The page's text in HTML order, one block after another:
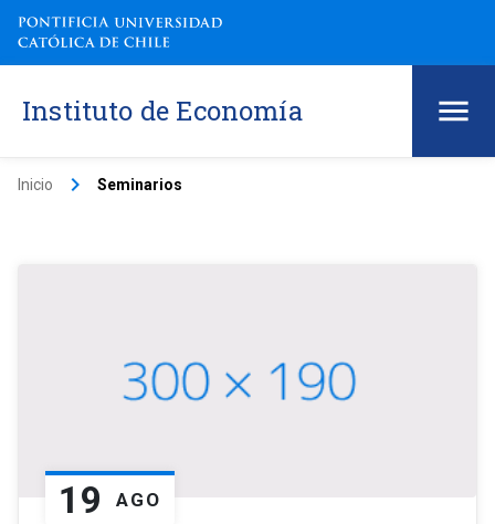
Instituto de Economía
Inicio keyboard_arrow_right Seminarios
19 AGO